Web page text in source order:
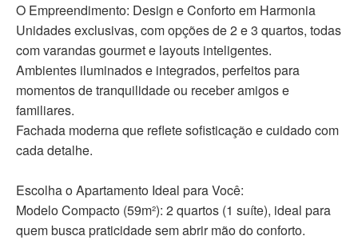
O Empreendimento: Design e Conforto em Harmonia
Unidades exclusivas, com opções de 2 e 3 quartos, todas
com varandas gourmet e layouts inteligentes.
Ambientes iluminados e integrados, perfeitos para
momentos de tranquilidade ou receber amigos e
familiares.
Fachada moderna que reflete sofisticação e cuidado com
cada detalhe.
Escolha o Apartamento Ideal para Você:
Modelo Compacto (59m²): 2 quartos (1 suíte), ideal para
quem busca praticidade sem abrir mão do conforto.